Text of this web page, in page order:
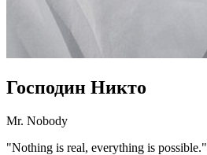
Господин Никто
Mr. Nobody
"Nothing is real, everything is possible."